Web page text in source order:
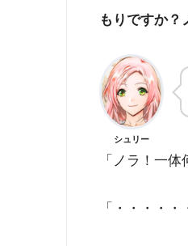
もりですか？
シュリー
「ノラ！一
「・・・・・